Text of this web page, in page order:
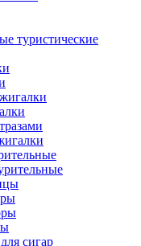
туристические
сигар